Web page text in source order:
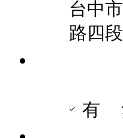
台中
路四段
有